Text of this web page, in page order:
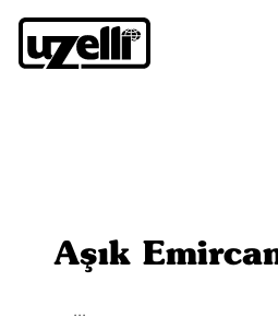
Aşık
...